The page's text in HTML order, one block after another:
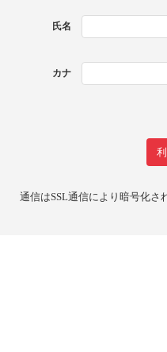
氏名
カナ
通信はSSL通信により暗号化さ